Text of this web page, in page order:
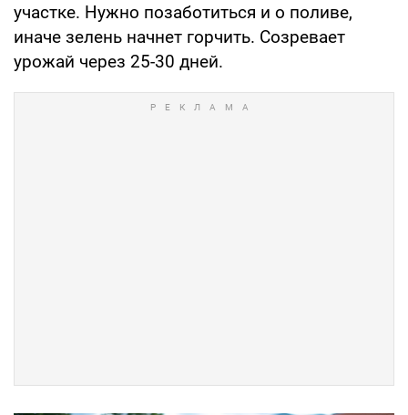
участке. Нужно позаботиться и о поливе,
иначе зелень начнет горчить. Созревает
урожай через 25-30 дней.